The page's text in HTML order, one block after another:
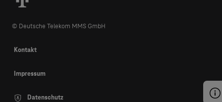
© Deutsche Telekom MMS GmbH
Kontakt
Impressum
Datenschutz